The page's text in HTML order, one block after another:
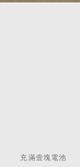
充滿壹塊電池